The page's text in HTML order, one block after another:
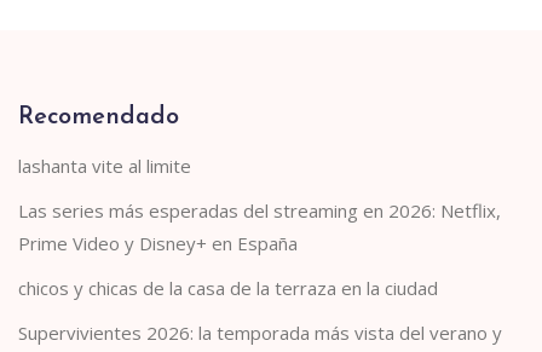
Recomendado
lashanta vite al limite
Las series más esperadas del streaming en 2026: Netflix,
Prime Video y Disney+ en España
chicos y chicas de la casa de la terraza en la ciudad
Supervivientes 2026: la temporada más vista del verano y